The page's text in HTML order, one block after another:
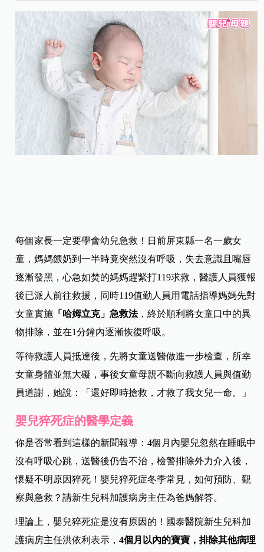
每個家長一定要學會幼兒急救！日前屏東縣一名一歲女
童，媽媽餵奶到一半時竟突然沒有呼吸，失去意識且嘴唇
逐漸發黑，心急如焚的媽媽趕緊打119求救，醫護人員獲報
後已派人前往救援，同時119值勤人員用電話指導媽媽先對
女童實施 「哈姆立克」急救法，終於順利將女童口中的異
物排除，並在1分鐘內逐漸恢復呼吸。
等待救護人員抵達後，先將女童送醫做進一步檢查，所幸
女童身體並無大礙，事後女童母親不斷向救護人員與值勤
員道謝，她說：「還好即時搶救，才救了我女兒一命。」
嬰兒猝死症的醫學定義
你是否常看到這樣的新聞報導：4個月內嬰兒忽然在睡眠中
沒有呼吸心跳，送醫後仍告不治，檢警排除外力介入後，
懷疑不明原因猝死！嬰兒猝死症冬季常見，如何預防、觀
察與急救？請新生兒科加護病房主任為爸媽解答。
理論上，嬰兒猝死症是沒有原因的！國泰醫院新生兒科加
護病房主任洪依利表示，4個月以內的寶寶，排除其他病理